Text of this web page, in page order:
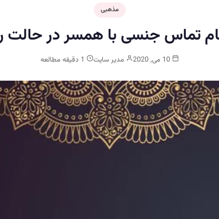
مذهبی
تماس جنسی با همسر در حالت
10 می, 2020 مدیر سایت